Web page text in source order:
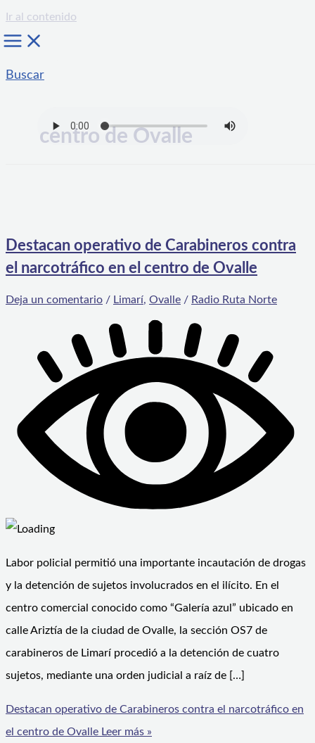
Ir al contenido
Buscar
centro de Ovalle
Destacan operativo de Carabineros contra
el narcotráfico en el centro de Ovalle
Deja un comentario / Limarí, Ovalle / Radio Ruta Norte
Labor policial permitió una importante incautación de drogas
y la detención de sujetos involucrados en el ilícito. En el
centro comercial conocido como “Galería azul” ubicado en
calle Ariztía de la ciudad de Ovalle, la sección OS7 de
carabineros de Limarí procedió a la detención de cuatro
sujetos, mediante una orden judicial a raíz de […]
Destacan operativo de Carabineros contra el narcotráfico en
el centro de Ovalle Leer más »